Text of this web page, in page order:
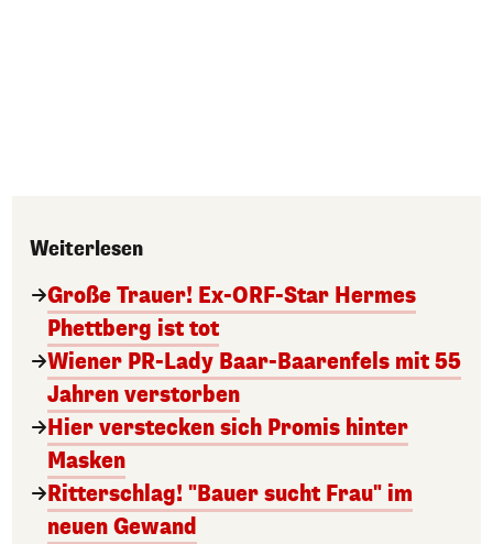
Weiterlesen
Große Trauer! Ex-ORF-Star Hermes
Phettberg ist tot
Wiener PR-Lady Baar-Baarenfels mit 55
Jahren verstorben
Hier verstecken sich Promis hinter
Masken
Ritterschlag! "Bauer sucht Frau" im
neuen Gewand